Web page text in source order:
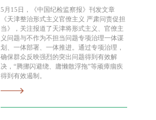
5月15日，《中国纪检监察报》刊发文章
《天津整治形式主义官僚主义 严肃问责促担
当》，关注报道了天津将形式主义、官僚主
义问题与不作为不担当问题专项治理一体谋
划、一体部署、一体推进。通过专项治理，
确保群众反映强烈的突出问题得到有效解
决，“腾挪闪避绕、庸懒散浮拖”等顽瘴痼疾
得到有效遏制。